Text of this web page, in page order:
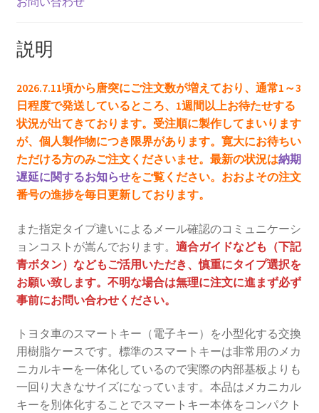
説明
2026.7.11頃から唐突にご注文数が増えており、通常1～3
日程度で発送しているところ、1週間以上お待たせする
状況が出てきております。受注順に製作してまいります
が、個人製作物につき限界があります。寛大にお待ちい
ただける方のみご注文くださいませ。最新の状況は納期
遅延に関するお知らせをご覧ください。おおよその注文
番号の進捗を毎日更新しております。
また指定タイプ違いによるメール確認のコミュニケーシ
ョンコストが嵩んでおります。 適合ガイドなども（下記
青ボタン）などもご活用いただき、慎重にタイプ選択を
お願い致します。不明な場合は無理に注文に進まず必ず
事前にお問い合わせください。
トヨタ車のスマートキー（電子キー）を小型化する交換
用樹脂ケースです。標準のスマートキーは非常用のメカ
ニカルキーを一体化しているので実際の内部基板よりも
一回り大きなサイズになっています。本品はメカニカル
キーを別体化することでスマートキー本体をコンパクト